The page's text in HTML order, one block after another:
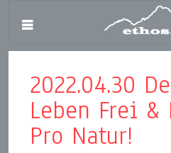
2022.04.30
Leben Frei
Pro Natur!